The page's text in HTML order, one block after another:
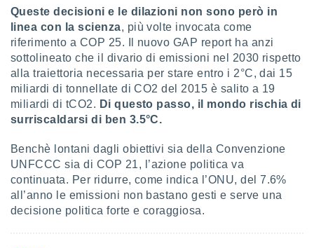
delle
dei
e degli
nostri
Queste decisioni e le dilazioni non sono però in
linea con la scienza, più volte invocata come
riferimento a COP 25. Il nuovo GAP report ha anzi
sottolineato che il divario di emissioni nel 2030 rispetto
alla traiettoria necessaria per stare entro i 2°C, dai 15
miliardi di tonnellate di CO2 del 2015 è salito a 19
miliardi di tCO2. Di questo passo, il mondo rischia di
surriscaldarsi di ben 3.5°C.
Benchè lontani dagli obiettivi sia della Convenzione
UNFCCC sia di COP 21, l’azione politica va
continuata. Per ridurre, come indica l’ONU, del 7.6%
all’anno le emissioni non bastano gesti e serve una
decisione politica forte e coraggiosa.